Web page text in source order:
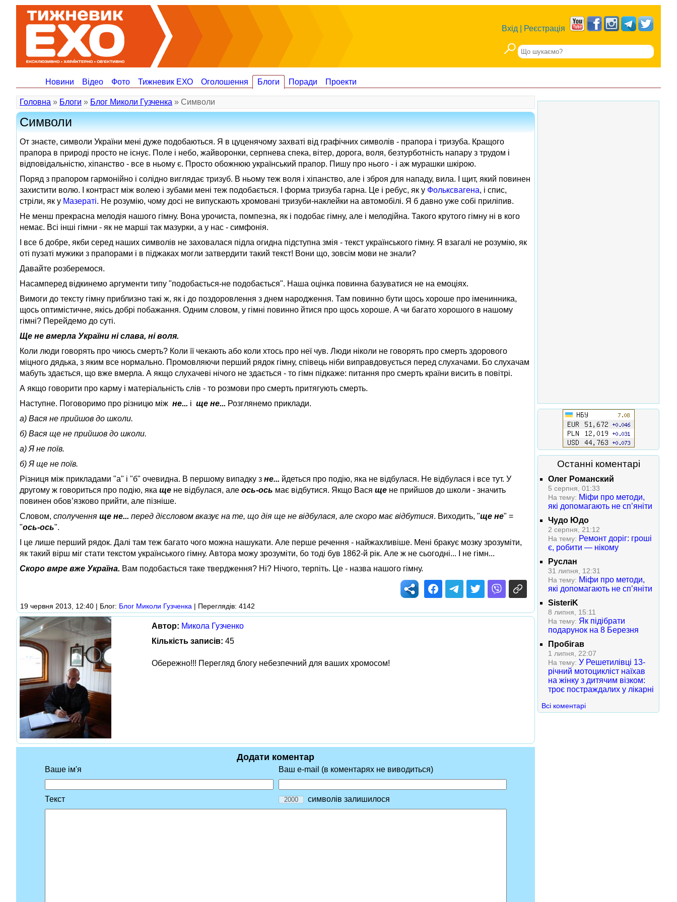
Вхід Реєстрація
Новини Відео Фото Тижневик ЕХО Оголошення Блоги Поради Проекти
Головна » Блоги » Блог Миколи Гузченка » Символи
Символи
От знаєте, символи України мені дуже подобаються. Я в цуценячому захваті від графічних символів - прапора і тризуба. Кращого
прапора в природі просто не існує. Поле і небо, жайворонки, серпнева спека, вітер, дорога, воля, безтурботність напару з трудом і
відповідальністю, хіпанство - все в ньому є. Просто обожнюю український прапор. Пишу про нього - і аж мурашки шкірою.
Поряд з прапором гармонійно і солідно виглядає тризуб. В ньому теж воля і хіпанство, але і зброя для нападу, вила. І щит, який повинен
захистити волю. І контраст між волею і зубами мені теж подобається. І форма тризуба гарна. Це і ребус, як у Фольксвагена, і спис,
стріли, як у Мазераті. Не розумію, чому досі не випускають хромовані тризуби-наклейки на автомобілі. Я б давно уже собі приліпив.
Не менш прекрасна мелодія нашого гімну. Вона урочиста, помпезна, як і подобає гімну, але і мелодійна. Такого крутого гімну ні в кого
немає. Всі інші гімни - як не марші так мазурки, а у нас - симфонія.
І все б добре, якби серед наших символів не заховалася підла огидна підступна змія - текст українського гімну. Я взагалі не розумію, як
оті пузаті мужики з прапорами і в піджаках могли затвердити такий текст! Вони що, зовсім мови не знали?
Давайте розберемося.
Насамперед відкинемо аргументи типу "подобається-не подобається". Наша оцінка повинна базуватися не на емоціях.
Вимоги до тексту гімну приблизно такі ж, як і до поздоровлення з днем народження. Там повинно бути щось хороше про іменинника,
щось оптимістичне, якісь добрі побажання. Одним словом, у гімні повинно йтися про щось хороше. А чи багато хорошого в нашому
гімні? Перейдемо до суті.
Ще не вмерла України ні слава, ні воля.
Коли люди говорять про чиюсь смерть? Коли її чекають або коли хтось про неї чув. Люди ніколи не говорять про смерть здорового
міцного дядька, з яким все нормально. Промовляючи перший рядок гімну, співець ніби виправдовується перед слухачами. Бо слухачам
мабуть здається, що вже вмерла. А якщо слухачеві нічого не здається - то гімн підкаже: питання про смерть країни висить в повітрі.
А якщо говорити про карму і матеріальність слів - то розмови про смерть притягують смерть.
Наступне. Поговоримо про різницю між не... і ще не... Розглянемо приклади.
а) Вася не прийшов до школи.
б) Вася ще не прийшов до школи.
а) Я не поїв.
б) Я ще не поїв.
Різниця між прикладами "а" і "б" очевидна. В першому випадку з не... йдеться про подію, яка не відбулася. Не відбулася і все тут. У
другому ж говориться про подію, яка ще не відбулася, але ось-ось має відбутися. Якщо Вася ще не прийшов до школи - значить
повинен обов’язково прийти, але пізніше.
Словом, сполучення ще не... перед дієсловом вказує на те, що дія ще не відбулася, але скоро має відбутися. Виходить, "ще не" =
"ось-ось".
І це лише перший рядок. Далі там теж багато чого можна нашукати. Але перше речення - найжахливіше. Мені бракує мозку зрозуміти,
як такий вірш міг стати текстом українського гімну. Автора можу зрозуміти, бо тоді був 1862-й рік. Але ж не сьогодні... І не гімн...
Скоро вмре вже Україна. Вам подобається таке твердження? Ні? Нічого, терпіть. Це - назва нашого гімну.
19 червня 2013, 12:40 | Блог: Блог Миколи Гузченка | Переглядів: 4142
Автор: Микола Гузченко
Кількість записів: 45
Обережно!!! Перегляд блогу небезпечний для ваших хромосом!
Додати коментар
Ваше ім'я Ваш e-mail (в коментарях не виводиться)
Текст символів залишилося
Останні коментарі
Олег Романский
5 серпня, 01:33
На тему: Міфи про методи,
які допомагають не сп’яніти
Чудо Юдо
2 серпня, 21:12
На тему: Ремонт доріг: гроші
є, робити — нікому
Руслан
31 липня, 12:31
На тему: Міфи про методи,
які допомагають не сп’яніти
SisteriK
8 липня, 15:11
На тему: Як підібрати
подарунок на 8 Березня
Пробігав
1 липня, 22:07
На тему: У Решетилівці 13-
річний мотоцикліст наїхав
на жінку з дитячим візком:
троє постраждалих у лікарні
Всі коментарі